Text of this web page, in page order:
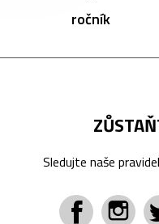
ročník
Sledujte naše